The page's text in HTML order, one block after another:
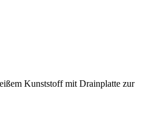
Kunststoff mit Drainplatte zur